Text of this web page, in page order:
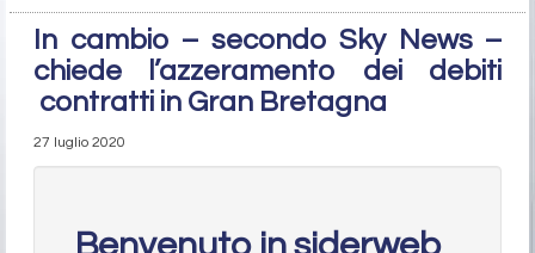
In cambio – secondo Sky News –
chiede l’azzeramento dei debiti
contratti in Gran Bretagna
27 luglio 2020
Benvenuto in siderweb